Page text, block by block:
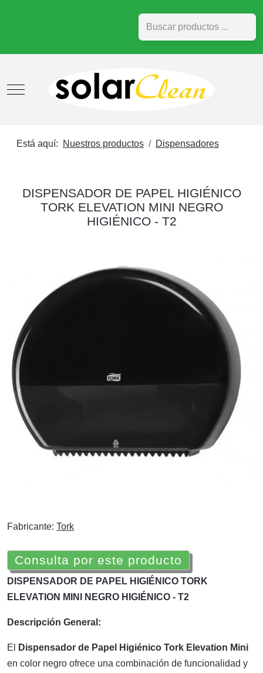
Buscar
Mobile Menu Toggle
Está aquí: Nuestros productos Dispensadores
DISPENSADOR DE PAPEL HIGIÉNICO
TORK ELEVATION MINI NEGRO
HIGIÉNICO - T2
Fabricante: Tork
Consulta por este producto
DISPENSADOR DE PAPEL HIGIÉNICO TORK
ELEVATION MINI NEGRO HIGIÉNICO - T2
Descripción General:
El
Dispensador de Papel Higiénico Tork Elevation Mini
en color negro ofrece una combinación de funcionalidad y